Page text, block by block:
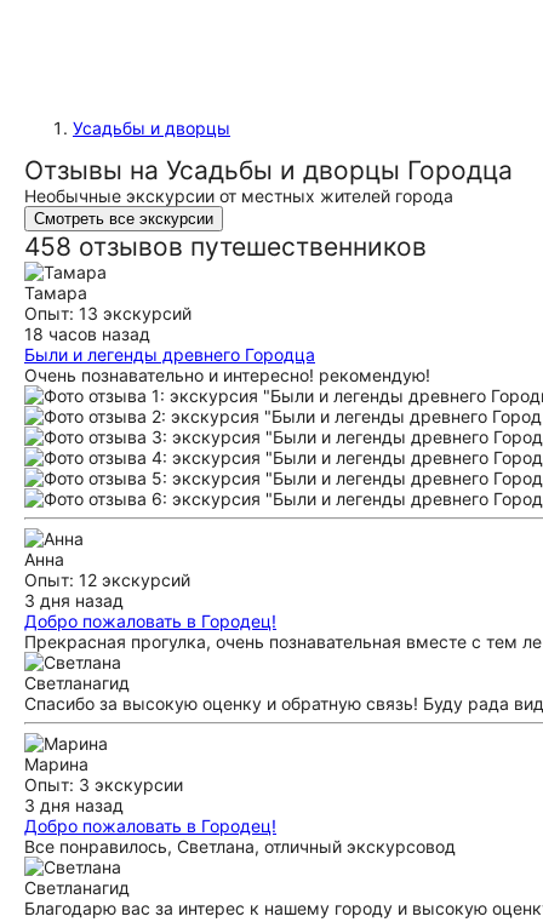
Усадьбы и дворцы
Отзывы на Усадьбы и дворцы Городца
Необычные экскурсии от местных жителей города
Смотреть все экскурсии
458 отзывов путешественников
Тамара
Опыт: 13 экскурсий
18 часов назад
Были и легенды древнего Городца
Очень познавательно и интересно! рекомендую!
Анна
Опыт: 12 экскурсий
3 дня назад
Добро пожаловать в Городец!
Прекрасная прогулка, очень познавательная вместе с тем
Светланагид
Спасибо за высокую оценку и обратную связь! Буду рада
Марина
Опыт: 3 экскурсии
3 дня назад
Добро пожаловать в Городец!
Все понравилось, Светлана, отличный экскурсовод
Светланагид
Благодарю вас за интерес к нашему городу и высокую